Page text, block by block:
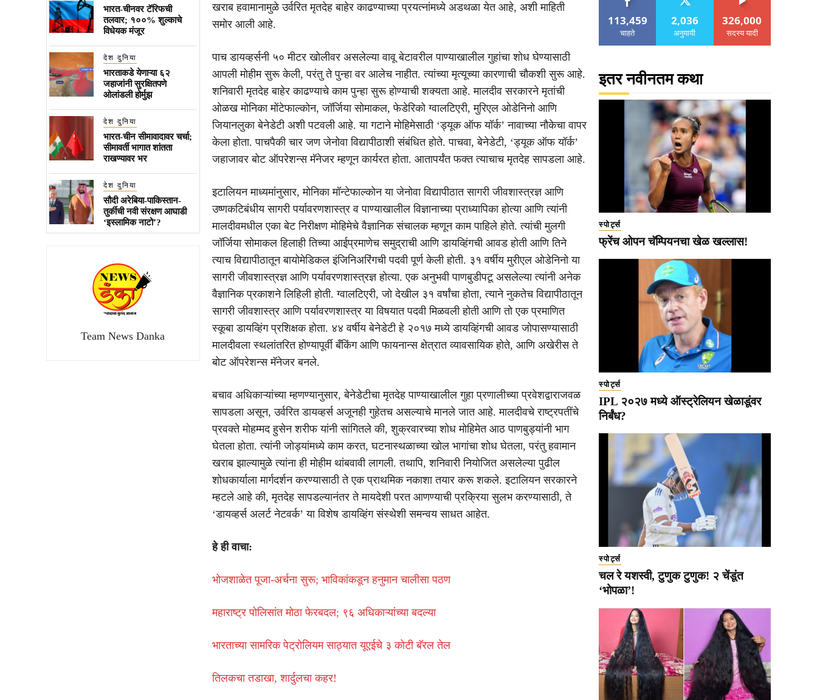
भारत-चीनवर टॅरिफची
तलवार; १००% शुल्काचे
विधेयक मंजूर
देश दुनिया
भारताकडे येणाऱ्या ६२
जहाजांनी सुरक्षितपणे
ओलांडली होर्मुझ
देश दुनिया
भारत-चीन सीमावादावर चर्चा;
सीमावर्ती भागात शांतता
राखण्यावर भर
देश दुनिया
सौदी अरेबिया-पाकिस्तान-
तुर्कीची नवी संरक्षण आघाडी
‘इस्लामिक नाटो’?
Team News Danka
खराब हवामानामुळे उर्वरित मृतदेह बाहेर काढण्याच्या प्रयत्नांमध्ये अडथळा येत आहे, अशी माहिती
समोर आली आहे.
पाच डायव्हर्सनी ५० मीटर खोलीवर असलेल्या वावू बेटावरील पाण्याखालील गुहांचा शोध घेण्यासाठी
आपली मोहीम सुरू केली, परंतु ते पुन्हा वर आलेच नाहीत. त्यांच्या मृत्यूच्या कारणाची चौकशी सुरू आहे.
शनिवारी मृतदेह बाहेर काढण्याचे काम पुन्हा सुरू होण्याची शक्यता आहे. मालदीव सरकारने मृतांची
ओळख मोनिका मोंटेफाल्कोन, जॉर्जिया सोमाकल, फेडेरिको ग्वालटिएरी, मुरिएल ओडेनिनो आणि
जियानलुका बेनेडेटी अशी पटवली आहे. या गटाने मोहिमेसाठी ‘ड्यूक ऑफ यॉर्क’ नावाच्या नौकेचा वापर
केला होता. पाचपैकी चार जण जेनोवा विद्यापीठाशी संबंधित होते. पाचवा, बेनेडेटी, ‘ड्यूक ऑफ यॉर्क’
जहाजावर बोट ऑपरेशन्स मॅनेजर म्हणून कार्यरत होता. आतापर्यंत फक्त त्याचाच मृतदेह सापडला आहे.
इटालियन माध्यमांनुसार, मोनिका मॉन्टेफाल्कोन या जेनोवा विद्यापीठात सागरी जीवशास्त्रज्ञ आणि
उष्णकटिबंधीय सागरी पर्यावरणशास्त्र व पाण्याखालील विज्ञानाच्या प्राध्यापिका होत्या आणि त्यांनी
मालदीवमधील एका बेट निरीक्षण मोहिमेचे वैज्ञानिक संचालक म्हणून काम पाहिले होते. त्यांची मुलगी
जॉर्जिया सोमाकल हिलाही तिच्या आईप्रमाणेच समुद्राची आणि डायव्हिंगची आवड होती आणि तिने
त्याच विद्यापीठातून बायोमेडिकल इंजिनिअरिंगची पदवी पूर्ण केली होती. ३१ वर्षीय मुरीएल ओडेनिनो या
सागरी जीवशास्त्रज्ञ आणि पर्यावरणशास्त्रज्ञ होत्या. एक अनुभवी पाणबुडीपटू असलेल्या त्यांनी अनेक
वैज्ञानिक प्रकाशने लिहिली होती. ग्वालटिएरी, जो देखील ३१ वर्षांचा होता, त्याने नुकतेच विद्यापीठातून
सागरी जीवशास्त्र आणि पर्यावरणशास्त्र या विषयात पदवी मिळवली होती आणि तो एक प्रमाणित
स्कूबा डायव्हिंग प्रशिक्षक होता. ४४ वर्षीय बेनेडेटी हे २०१७ मध्ये डायव्हिंगची आवड जोपासण्यासाठी
मालदीवला स्थलांतरित होण्यापूर्वी बँकिंग आणि फायनान्स क्षेत्रात व्यावसायिक होते, आणि अखेरीस ते
बोट ऑपरेशन्स मॅनेजर बनले.
बचाव अधिकाऱ्यांच्या म्हणण्यानुसार, बेनेडेटीचा मृतदेह पाण्याखालील गुहा प्रणालीच्या प्रवेशद्वाराजवळ
सापडला असून, उर्वरित डायव्हर्स अजूनही गुहेतच असल्याचे मानले जात आहे. मालदीवचे राष्ट्रपतींचे
प्रवक्ते मोहम्मद हुसेन शरीफ यांनी सांगितले की, शुक्रवारच्या शोध मोहिमेत आठ पाणबुड्यांनी भाग
घेतला होता. त्यांनी जोड्यांमध्ये काम करत, घटनास्थळाच्या खोल भागांचा शोध घेतला, परंतु हवामान
खराब झाल्यामुळे त्यांना ही मोहीम थांबवावी लागली. तथापि, शनिवारी नियोजित असलेल्या पुढील
शोधकार्याला मार्गदर्शन करण्यासाठी ते एक प्राथमिक नकाशा तयार करू शकले. इटालियन सरकारने
म्हटले आहे की, मृतदेह सापडल्यानंतर ते मायदेशी परत आणण्याची प्रक्रिया सुलभ करण्यासाठी, ते
‘डायव्हर्स अलर्ट नेटवर्क’ या विशेष डायव्हिंग संस्थेशी समन्वय साधत आहेत.
हे ही वाचा:
भोजशाळेत पूजा-अर्चना सुरू; भाविकांकडून हनुमान चालीसा पठण
महाराष्ट्र पोलिसांत मोठा फेरबदल; ९६ अधिकाऱ्यांच्या बदल्या
भारताच्या सामरिक पेट्रोलियम साठ्यात यूएईचे ३ कोटी बॅरल तेल
तिलकचा तडाखा, शार्दुलचा कहर!
113,459
चाहते
2,036
अनुयायी
326,000
सदस्य यादी
इतर नवीनतम कथा
स्पोर्ट्स
फ्रेंच ओपन चॅम्पियनचा खेळ खल्लास!
स्पोर्ट्स
IPL २०२७ मध्ये ऑस्ट्रेलियन खेळाडूंवर
निर्बंध?
स्पोर्ट्स
चल रे यशस्वी, टुणुक टुणुक! २ चेंडूंत
‘भोपळा’!